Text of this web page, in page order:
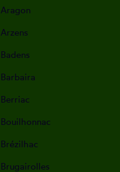
Aragon
Arzens
Badens
Barbaira
Berriac
Bouilhonnac
Brézilhac
Brugairolles